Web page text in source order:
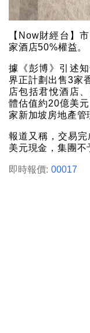
【Now財經台】
家酒店50%權益。
據《彭博》引述
界正計劃出售3家
店包括君悅酒店
體估值約20億美
家新加坡房地產管
報道又稱，交易
美元現金，集團不
即時報價: 00017